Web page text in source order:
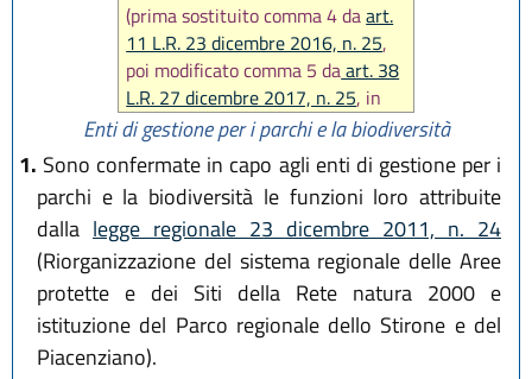
(prima sostituito comma 4 daart.
11 L.R. 23 dicembre 2016, n. 25,
poi modificato comma 5 daart. 38
L.R. 27 dicembre 2017, n. 25, in
seguito soppressa lett. d), comma
2 da
art. 19 L.R. 27 dicembre
2018, n. 24)
Enti di gestione per i parchi e la biodiversità
1. Sono confermate in capo agli enti di gestione per i
parchi e la biodiversità le funzioni loro attribuite
dalla legge regionale 23 dicembre 2011, n. 24
(Riorganizzazione del sistema regionale delle Aree
protette e dei Siti della Rete natura 2000 e
istituzione del Parco regionale dello Stirone e del
Piacenziano).